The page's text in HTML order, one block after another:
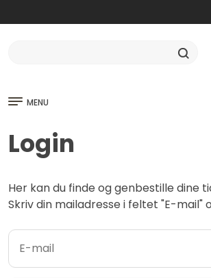
MENU
Login
Her kan du finde og genbestille dine
Skriv din mailadresse i feltet "E-